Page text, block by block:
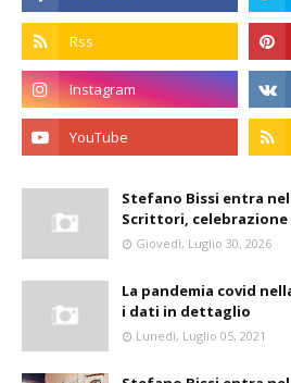
Stefano Bissi entra
Scrittori, celebrazione
Giovedì, Luglio 30, 2026
La pandemia covid
i dati in dettaglio
Lunedì, Luglio 05, 2021